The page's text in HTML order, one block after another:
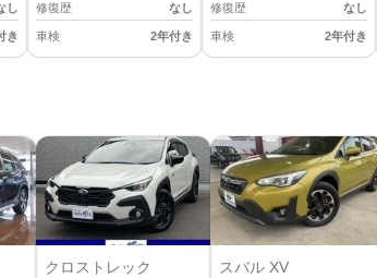
し
き
修復歴 なし
車検 2年付き
修復歴 なし
車検 2年付き
クロストレック スバル XV